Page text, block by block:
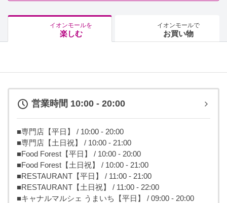
イオンモールを
楽しむ
イオンモールで
お買い物
営業時間 10:00 - 20:00
■専門店【平日】 / 10:00 - 20:00
■専門店【土日祝】 / 10:00 - 21:00
■Food Forest【平日】 / 10:00 - 20:00
■Food Forest【土日祝】 / 10:00 - 21:00
■RESTAURANT【平日】 / 11:00 - 21:00
■RESTAURANT【土日祝】 / 11:00 - 22:00
■キャナルマルシェ うまいち【平日】 / 09:00 - 20:00